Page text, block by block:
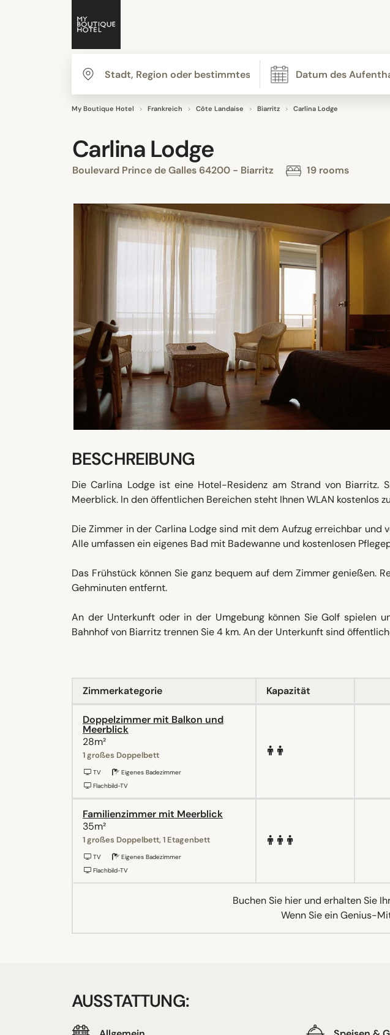
My Boutique Hotel Frankreich Côte Landaise Biarritz Carlina Lodge
Carlina Lodge
Boulevard Prince de Galles 64200 - Biarritz 19 rooms
BESCHREIBUNG
Die Carlina Lodge ist eine Hotel-Residenz am Strand von Biarritz.
Meerblick. In den öffentlichen Bereichen steht Ihnen WLAN kostenlos
Die Zimmer in der Carlina Lodge sind mit dem Aufzug erreichbar und
Alle umfassen ein eigenes Bad mit Badewanne und kostenlosen
Das Frühstück können Sie ganz bequem auf dem Zimmer genießen.
Gehminuten entfernt.
An der Unterkunft oder in der Umgebung können Sie Golf spielen
Bahnhof von Biarritz trennen Sie 4 km. An der Unterkunft sind
Zimmerkategorie Kapazität
Doppelzimmer mit Balkon und
Meerblick
28m²
1 großes Doppelbett
TV
Eigenes Badezimmer
Flachbild-TV
Familienzimmer mit Meerblick
35m²
1 großes Doppelbett, 1 Etagenbett
TV
Eigenes Badezimmer
Flachbild-TV
Buchen Sie hier und erhalten Sie
Wenn Sie ein Genius-
AUSSTATTUNG: